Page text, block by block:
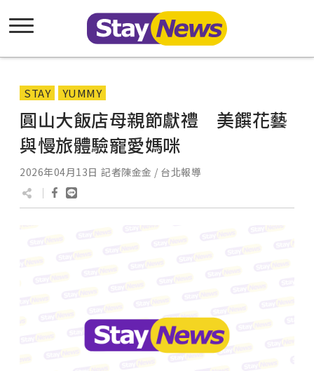
STAY YUMMY
圓山大飯店母親節獻禮 美饌花藝
與慢旅體驗寵愛媽咪
2026年04月13日 記者陳金金 / 台北報導